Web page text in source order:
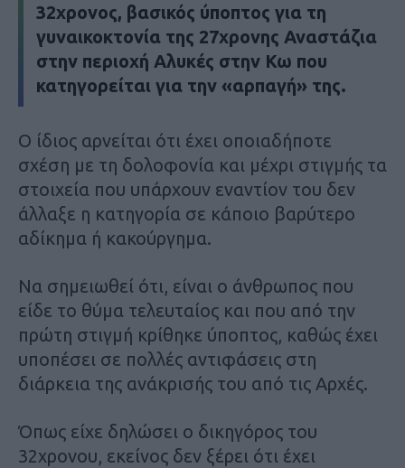
32χρονος, βασικός ύποπτος για τη
γυναικοκτονία της 27χρονης Αναστάζια
στην περιοχή Αλυκές στην Κω που
κατηγορείται για την «αρπαγή» της.
Ο ίδιος αρνείται ότι έχει οποιαδήποτε
σχέση με τη δολοφονία και μέχρι στιγμής τα
στοιχεία που υπάρχουν εναντίον του δεν
άλλαξε η κατηγορία σε κάποιο βαρύτερο
αδίκημα ή κακούργημα.
Να σημειωθεί ότι, είναι ο άνθρωπος που
είδε το θύμα τελευταίος και που από την
πρώτη στιγμή κρίθηκε ύποπτος, καθώς έχει
υποπέσει σε πολλές αντιφάσεις στη
διάρκεια της ανάκρισής του από τις Αρχές.
Όπως είχε δηλώσει ο δικηγόρος του
32χρονου, εκείνος δεν ξέρει ότι έχει